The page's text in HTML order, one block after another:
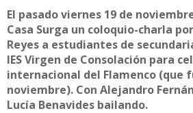
El pasado viernes 19 de
Casa Surga un coloquio-charla
Reyes a estudiantes de
IES Virgen de Consolación para
internacional del Flamenco (que
noviembre). Con Alejandro
Lucía Benavides bailando.